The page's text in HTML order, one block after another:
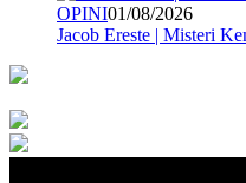
OPINI01/08/2026
Jacob Ereste | Misteri